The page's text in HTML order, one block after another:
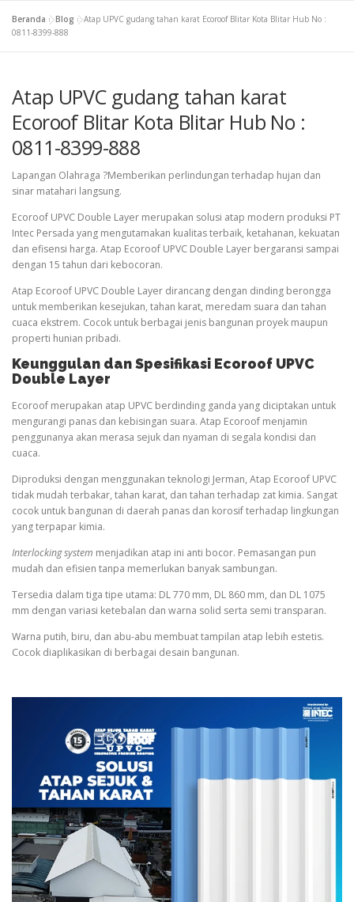
Beranda »Blog »Atap UPVC gudang tahan karat Ecoroof Blitar Kota Blitar Hub No :
0811-8399-888
Atap UPVC gudang tahan karat
Ecoroof Blitar Kota Blitar Hub No :
0811-8399-888
Lapangan Olahraga ?Memberikan perlindungan terhadap hujan dan
sinar matahari langsung.
Ecoroof UPVC Double Layer merupakan solusi atap modern produksi PT
Intec Persada yang mengutamakan kualitas terbaik, ketahanan, kekuatan
dan efisensi harga. Atap Ecoroof UPVC Double Layer bergaransi sampai
dengan 15 tahun dari kebocoran.
Atap Ecoroof UPVC Double Layer dirancang dengan dinding berongga
untuk memberikan kesejukan, tahan karat, meredam suara dan tahan
cuaca ekstrem. Cocok untuk berbagai jenis bangunan proyek maupun
properti hunian pribadi.
Keunggulan dan Spesifikasi Ecoroof UPVC
Double Layer
Ecoroof merupakan atap UPVC berdinding ganda yang diciptakan untuk
mengurangi panas dan kebisingan suara. Atap Ecoroof menjamin
penggunanya akan merasa sejuk dan nyaman di segala kondisi dan
cuaca.
Diproduksi dengan menggunakan teknologi Jerman, Atap Ecoroof UPVC
tidak mudah terbakar, tahan karat, dan tahan terhadap zat kimia. Sangat
cocok untuk bangunan di daerah panas dan korosif terhadap lingkungan
yang terpapar kimia.
Interlocking system menjadikan atap ini anti bocor. Pemasangan pun
mudah dan efisien tanpa memerlukan banyak sambungan.
Tersedia dalam tiga tipe utama: DL 770 mm, DL 860 mm, dan DL 1075
mm dengan variasi ketebalan dan warna solid serta semi transparan.
Warna putih, biru, dan abu-abu membuat tampilan atap lebih estetis.
Cocok diaplikasikan di berbagai desain bangunan.